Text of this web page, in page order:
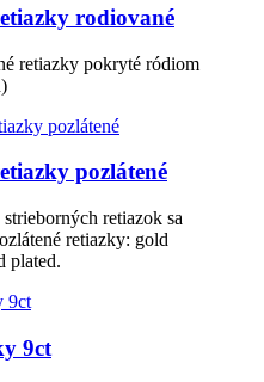
rodiované
retiazky pokryté ródiom
pozlátené
retiazok sa
retiazky: gold
plated.
9ct